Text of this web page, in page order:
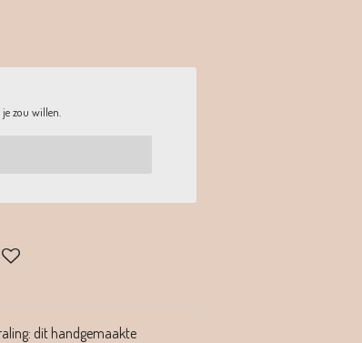
zou willen.
dit handgemaakte